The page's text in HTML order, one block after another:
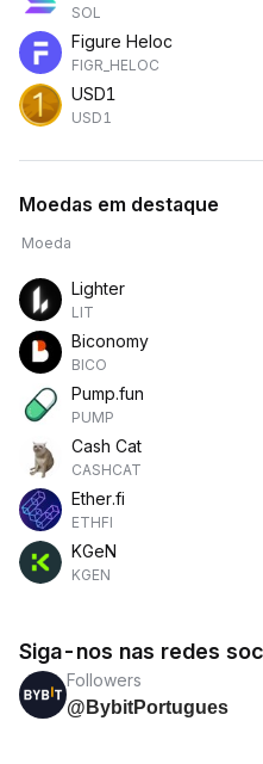
SOL
Figure Heloc
FIGR_HELOC
USD1
USD1
Moedas em destaque
Moeda
Lighter
LIT
Biconomy
BICO
Pump.fun
PUMP
Cash Cat
CASHCAT
Ether.fi
ETHFI
KGeN
KGEN
Siga-nos nas redes
Followers
@BybitPortugues